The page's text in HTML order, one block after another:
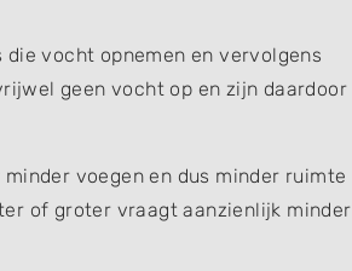
vocht opnemen en vervolgens
geen vocht op en zijn daardoor
voegen en dus minder ruimte
of groter vraagt aanzienlijk minder